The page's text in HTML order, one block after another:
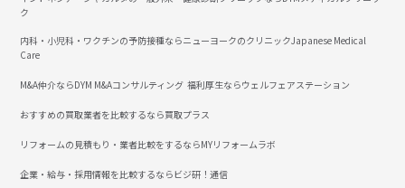
ク
内科・小児科・ワクチンの予防接種ならニューヨークのクリニックJapanese Medical
Care
M&A仲介ならDYM M&Aコンサルティング 福利厚生ならウェルフェアステーション
おすすめの買取業者を比較するなら買取プラス
リフォームの見積もり・業者比較をするならMYリフォームラボ
企業・給与・採用情報を比較するならビジ研！通信